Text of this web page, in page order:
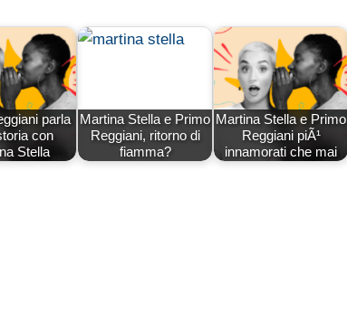
parla
con
Stella
Martina Stella e Primo
Reggiani, ritorno di
fiamma?
Martina Stella e Primo
Reggiani piÃ¹
innamorati che mai